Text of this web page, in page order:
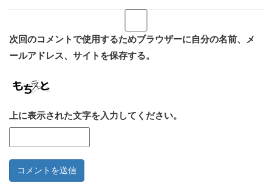
次回のコメントで使用するためブラウザーに自分の名前、メ
ールアドレス、サイトを保存する。
上に表示された文字を入力してください。